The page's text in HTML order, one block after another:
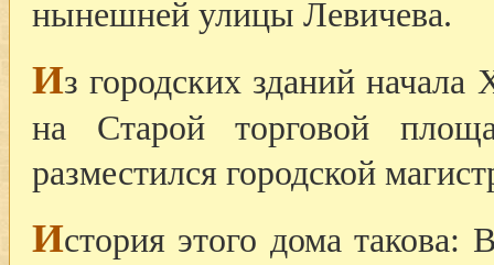
нынешней улицы Левичева.
Из городских зданий
на Старой торговой
разместился городской
История этого дома такова: